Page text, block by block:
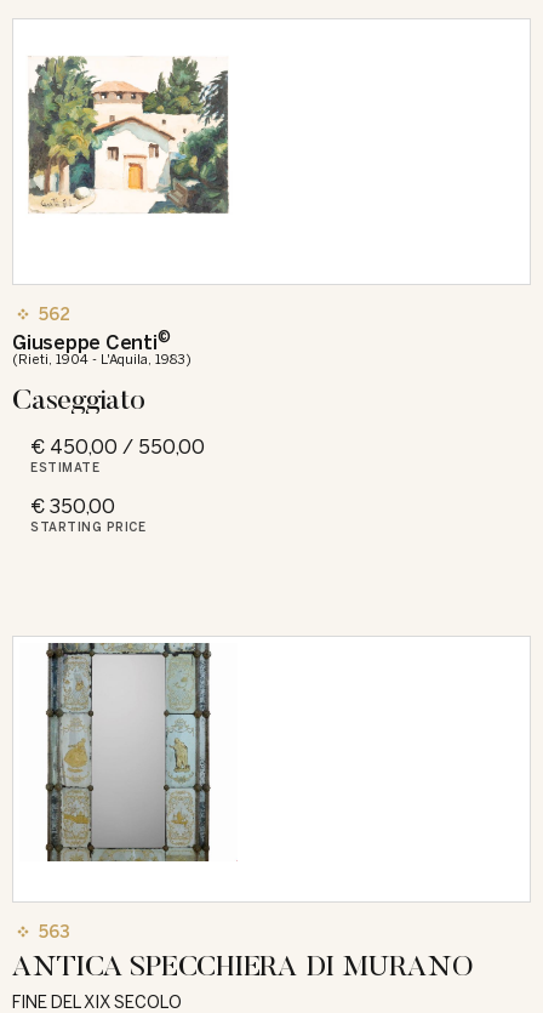
562
Giuseppe Centi©
(Rieti, 1904 - L'Aquila, 1983)
Caseggiato
€ 450,00 / 550,00
ESTIMATE
€ 350,00
STARTING PRICE
563
ANTICA SPECCHIERA DI MURANO
FINE DEL XIX SECOLO